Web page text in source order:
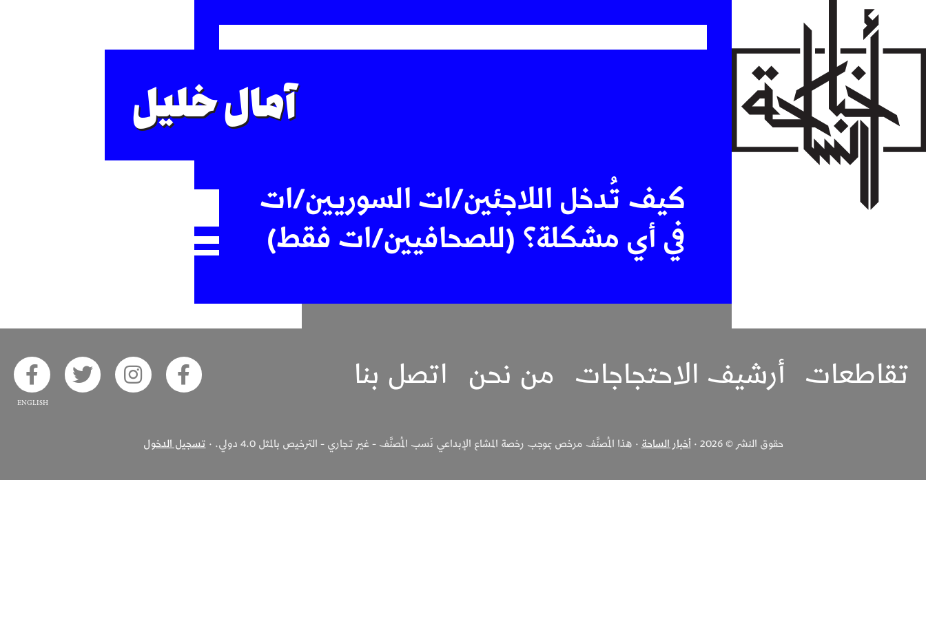
آمال خليل
كيف تُدخل اللاجئين/ات السوريين/ات
في أي مشكلة؟ (للصحافيين/ات فقط)
تقاطعات أرشيف الاحتجاجات من نحن اتصل بنا Akhbar Alsaha on Facebook
on Instagram
on Twitter
حقوق النشر © 2026 · أخبار الساحة · هذا المُصنَّف مرخص بموجب رخصة المشاع الإبداعي نَسب المُصنَّف - غير تجاري - الترخيص بالمثل 4.0 دولي. · تسجيل الدخول